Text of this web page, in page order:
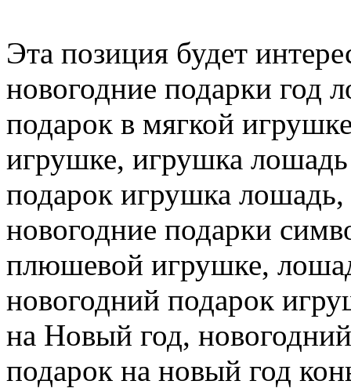
Эта позиция будет
новогодние подарки год
подарок в мягкой
игрушке, игрушка
подарок игрушка лошадь,
новогодние подарки
плюшевой игрушке,
новогодний подарок
на Новый год,
подарок на новый год